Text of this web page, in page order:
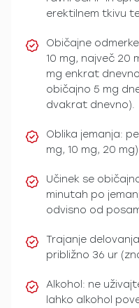
erektilnem tkivu
Običajne
10 mg, največ 20
mg enkrat
običajno 5 mg
dvakrat dnevno).
Oblika jemanja:
mg, 10 mg, 20
Učinek se
minutah po
odvisno od
Trajanje
približno 36 ur
Alkohol: ne
lahko alkohol